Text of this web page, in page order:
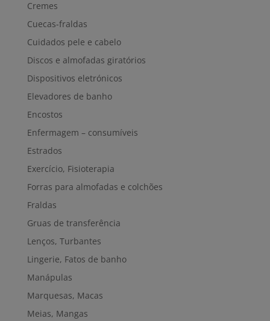
Cremes
Cuecas-fraldas
Cuidados pele e cabelo
Discos e almofadas giratórios
Dispositivos eletrónicos
Elevadores de banho
Encostos
Enfermagem – consumíveis
Estrados
Exercício, Fisioterapia
Forras para almofadas e colchões
Fraldas
Gruas de transferência
Lenços, Turbantes
Lingerie, Fatos de banho
Manápulas
Marquesas, Macas
Meias, Mangas